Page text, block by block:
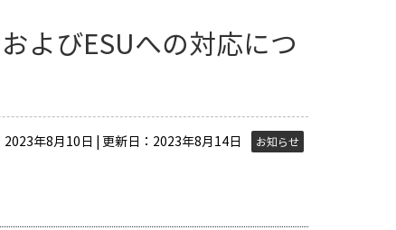
よびESUへの対応につ
2023年8月10日 | 更新日：2023年8月14日 お知らせ